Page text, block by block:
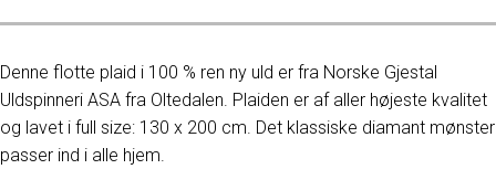
Denne flotte plaid i 100 % ren ny uld er fra Norske Gjestal
Uldspinneri ASA fra Oltedalen. Plaiden er af aller højeste kvalitet
og lavet i full size: 130 x 200 cm. Det klassiske diamant mønster
passer ind i alle hjem.